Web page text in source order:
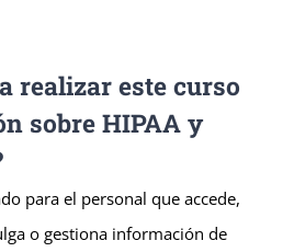
realizar este curso
sobre HIPAA y
para el personal que accede,
o gestiona información de